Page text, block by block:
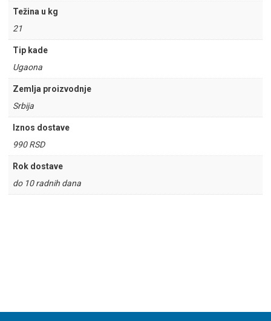
Težina u kg
21
Tip kade
Ugaona
Zemlja proizvodnje
Srbija
Iznos dostave
990 RSD
Rok dostave
do 10 radnih dana